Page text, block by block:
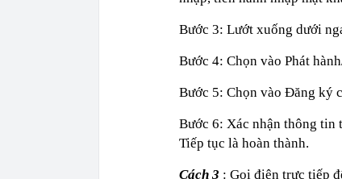
Bước 3: Lướt xuống dưới
Bước 4: Chọn vào Phát
Bước 5: Chọn vào Đăng ký
Bước 6: Xác nhận thông tin
Tiếp tục là hoàn thành.
Cách 3 : Gọi điện trực tiếp